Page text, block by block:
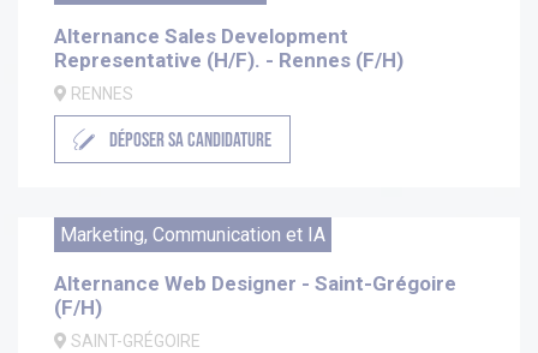
Alternance Sales Development
Representative (H/F). - Rennes (F/H)
RENNES
DÉPOSER SA CANDIDATURE
Marketing, Communication et IA
Alternance Web Designer - Saint-Grégoire
(F/H)
SAINT-GRÉGOIRE